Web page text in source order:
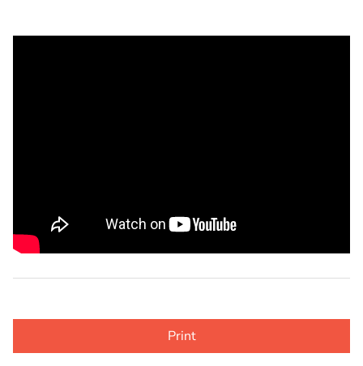
Print